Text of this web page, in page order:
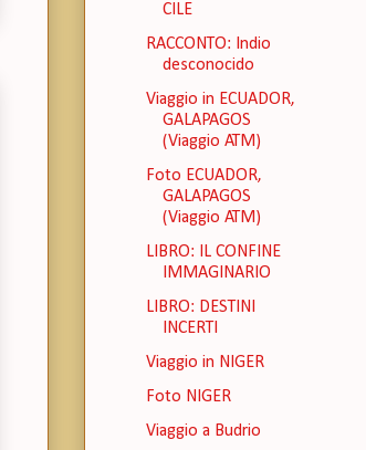
CILE
RACCONTO: Indio
desconocido
Viaggio in ECUADOR,
GALAPAGOS
(Viaggio ATM)
Foto ECUADOR,
GALAPAGOS
(Viaggio ATM)
LIBRO: IL CONFINE
IMMAGINARIO
LIBRO: DESTINI
INCERTI
Viaggio in NIGER
Foto NIGER
Viaggio a Budrio